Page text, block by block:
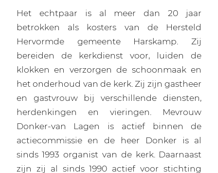
Het echtpaar is al meer dan 20 jaar
betrokken als kosters van de Hersteld
Hervormde gemeente Harskamp. Zij
bereiden de kerkdienst voor, luiden de
klokken en verzorgen de schoonmaak en
het onderhoud van de kerk. Zij zijn gastheer
en gastvrouw bij verschillende diensten,
herdenkingen en vieringen. Mevrouw
Donker-van Lagen is actief binnen de
actiecommissie en de heer Donker is al
sinds 1993 organist van de kerk. Daarnaast
zijn zij al sinds 1990 actief voor stichting